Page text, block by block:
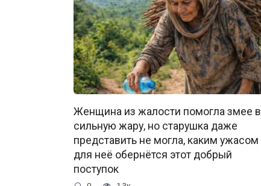
Женщина из жалости помогла змее в
сильную жару, но старушка даже
представить не могла, каким ужасом
для неё обернётся этот добрый
поступок